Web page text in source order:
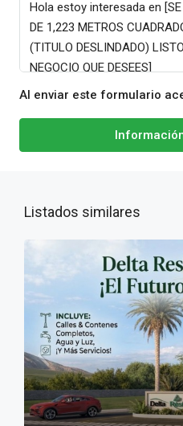
Al enviar este formulario
Listados similares